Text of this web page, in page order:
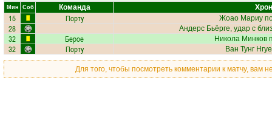
Мин Соб Команда
15 Порту Жоао Мариу
28 Андерс Бьёрге, удар с
32 Берое Никола Минков
32 Порту Ван Тунг
Для того, чтобы посмотреть комментарии к матчу, вам